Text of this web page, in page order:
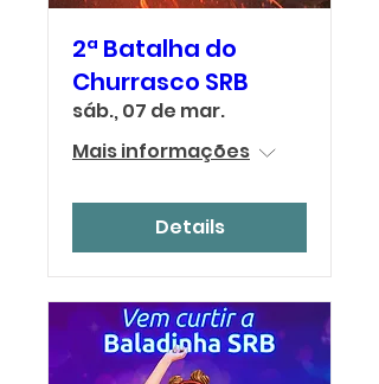
2ª Batalha do
Churrasco SRB
sáb., 07 de mar.
Mais informações
Details